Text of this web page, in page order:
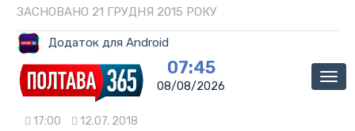
ЗАСНОВАНО 21 ГРУДНЯ 2015 РОКУ
Додаток для Android
07:45
08/08/2026
17:00 12.07. 2018